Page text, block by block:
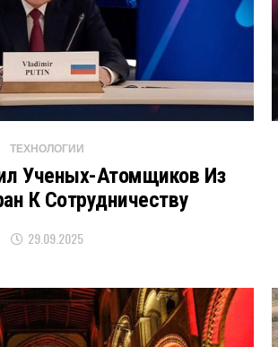
ТЕХНОЛОГИИ
Ученых-Атомщиков Из
К Сотрудничеству
29.09.2025